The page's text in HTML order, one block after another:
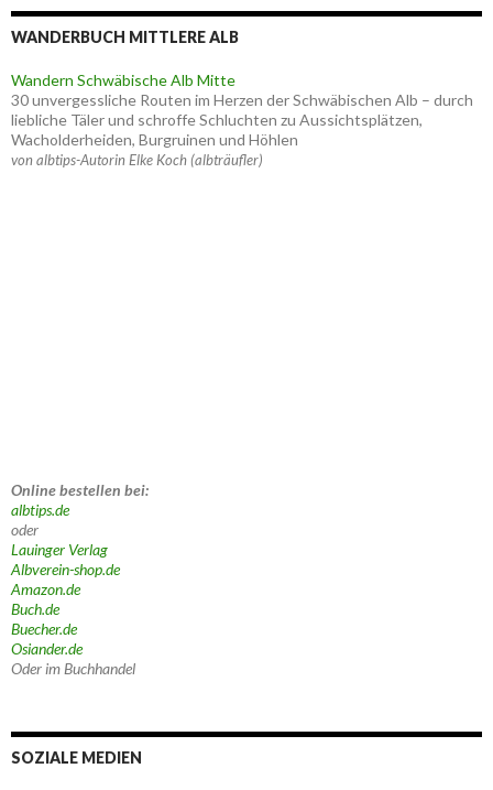
WANDERBUCH MITTLERE ALB
Wandern Schwäbische Alb Mitte
30 unvergessliche Routen im Herzen der Schwäbischen Alb – durch
liebliche Täler und schroffe Schluchten zu Aussichtsplätzen,
Wacholderheiden, Burgruinen und Höhlen
von albtips-Autorin Elke Koch (albträufler)
Online bestellen bei:
albtips.de
oder
Lauinger Verlag
Albverein-shop.de
Amazon.de
Buch.de
Buecher.de
Osiander.de
Oder im Buchhandel
SOZIALE MEDIEN